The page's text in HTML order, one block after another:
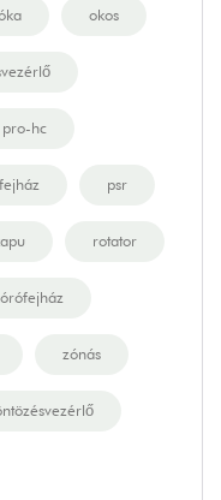
okos
pro-hc
psr
rotator
zónás